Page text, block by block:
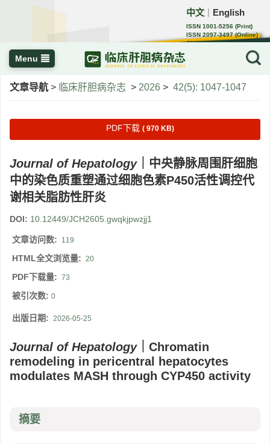
中文 English
ISSN 1001-5256 (Print)
ISSN 2097-3497 (Online)
CN 22-1108/R
Menu
文章导航 > 临床肝胆病杂志 > 2026 > 42(5): 1047-1047
PDF下载 ( 970 KB)
Journal of Hepatology｜中央静脉周围肝细胞
中的染色质重塑通过细胞色素P450活性调控代
谢相关脂肪性肝炎
DOI: 10.12449/JCH2605.gwqkjpwzjj1
文章访问数: 119
HTML全文浏览量: 20
PDF下载量: 73
被引次数: 0
出版日期: 2026-05-25
Journal of Hepatology｜Chromatin
remodeling in pericentral hepatocytes
modulates MASH through CYP450 activity
摘要